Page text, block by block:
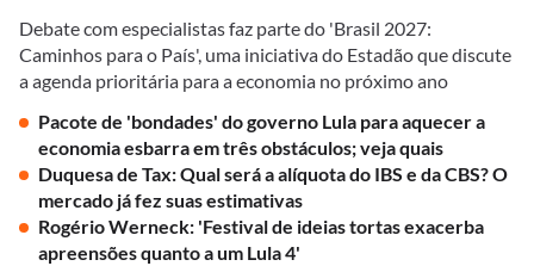
Debate com especialistas faz parte do 'Brasil 2027:
Caminhos para o País', uma iniciativa do Estadão que discute
a agenda prioritária para a economia no próximo ano
Pacote de 'bondades' do governo Lula para aquecer a
economia esbarra em três obstáculos; veja quais
Duquesa de Tax: Qual será a alíquota do IBS e da CBS? O
mercado já fez suas estimativas
Rogério Werneck: 'Festival de ideias tortas exacerba
apreensões quanto a um Lula 4'